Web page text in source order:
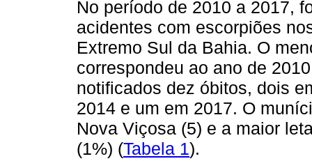
No período de 2010 a 2017,
acidentes com escorpiões
Extremo Sul da Bahia. O
correspondeu ao ano de
notificados dez óbitos, dois
2014 e um em 2017. O
Nova Viçosa (5) e a maior
(1%) (Tabela 1).